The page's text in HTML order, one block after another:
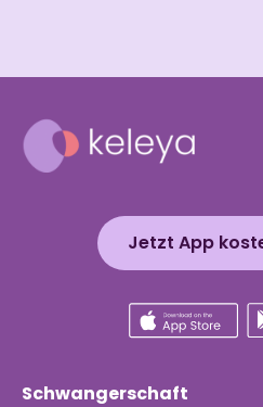
Jetzt App
Schwangerschaft